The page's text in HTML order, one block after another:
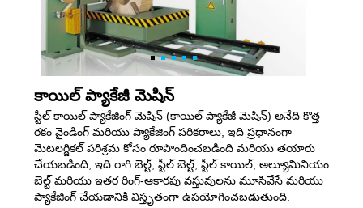
కాయిల్ ప్యాకేజీ మెషిన్
స్టీల్ కాయిల్ ప్యాకేజింగ్ మెషిన్ (కాయిల్ ప్యాకేజీ మెషిన్) అనేది కొత్త
రకం వైండింగ్ మరియు ప్యాకేజింగ్ పరికరాలు, ఇది ప్రధానంగా
మెటలర్జికల్ పరిశ్రమ కోసం రూపొందించబడింది మరియు తయారు
చేయబడింది, ఇది రాగి బెల్ట్, స్టీల్ బెల్ట్, స్టీల్ కాయిల్, అల్యూమినియం
బెల్ట్ మరియు ఇతర రింగ్-ఆకారపు వస్తువులను మూసివేసే మరియు
ప్యాకేజింగ్ చేయడానికి విస్తృతంగా ఉపయోగించబడుతుంది.